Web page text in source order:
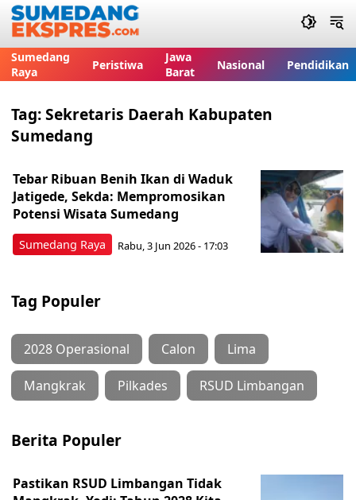
Sumedang
Raya
Peristiwa
Jawa
Barat
Nasional Pendidikan
Tag:Sekretaris Daerah Kabupaten
Sumedang
Sumedang Raya
Tebar Ribuan Benih Ikan di Waduk
Jatigede, Sekda: Mempromosikan
Potensi Wisata Sumedang
Rabu, 3 Jun 2026 - 17:03
Tag Populer
2028 Operasional Calon Lima
Mangkrak Pilkades RSUD Limbangan
Berita Populer
Pastikan RSUD Limbangan Tidak